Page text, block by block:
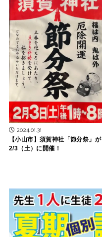
2024.01.31
【小山市】須賀神社「節分祭」が
2/3（土）に開催！